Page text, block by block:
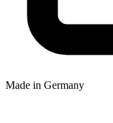
Made in Germany